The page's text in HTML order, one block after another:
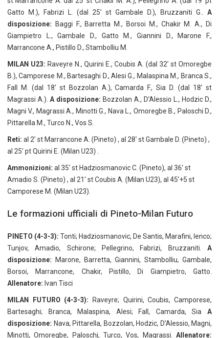
Gatto M.), Fabrizi L. (dal 25′ st Gambale D.), Bruzzaniti G.. A
disposizione: Baggi F., Barretta M., Borsoi M., Chakir M. A., Di
Giampietro L., Gambale D., Gatto M., Giannini D., Marone F.,
Marrancone A., Pistillo D., Stambolliu M.
MILAN U23: Raveyre N., Quirini E., Coubis A. (dal 32′ st Omoregbe
B.), Camporese M., Bartesaghi D., Alesi G., Malaspina M., Branca S.,
Fall M. (dal 18′ st Bozzolan A.), Camarda F., Sia D. (dal 18′ st
Magrassi A.). A disposizione: Bozzolan A., D’Alessio L., Hodzic D.,
Magni V., Magrassi A., Minotti G., Nava L., Omoregbe B., Paloschi D.,
Pittarella M., Turco N., Vos S.
Reti: al 2′ st Marrancone A. (Pineto) , al 28′ st Gambale D. (Pineto) ,
al 25′ pt Quirini E. (Milan U23) .
Ammonizioni: al 35′ st Hadziosmanovic C. (Pineto), al 36′ st
Amadio S. (Pineto) , al 21′ st Coubis A. (Milan U23), al 45’+5 st
Camporese M. (Milan U23).
Le formazioni ufficiali di Pineto-Milan Futuro
PINETO (4-3-3): Tonti; Hadziosmanovic, De Santis, Marafini, Ienco;
Tunjov, Amadio, Schirone; Pellegrino, Fabrizi, Bruzzaniti. A
disposizione: Marone, Barretta, Giannini, Stambolliu, Gambale,
Borsoi, Marrancone, Chakir, Pistillo, Di Giampietro, Gatto.
Allenatore: Ivan Tisci
MILAN FUTURO (4-3-3): Raveyre; Quirini, Coubis, Camporese,
Bartesaghi; Branca, Malaspina, Alesi; Fall, Camarda, Sia A
disposizione: Nava, Pittarella, Bozzolan, Hodzic, D’Alessio, Magni,
Minotti, Omoregbe, Paloschi, Turco, Vos, Magrassi. Allenatore: